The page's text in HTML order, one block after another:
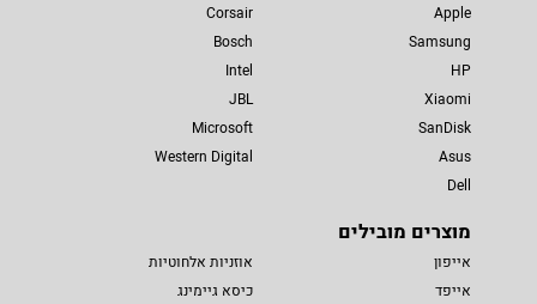
Apple
Samsung
HP
Xiaomi
SanDisk
Asus
Dell
Corsair
Bosch
Intel
JBL
Microsoft
Western Digital
מוצרים מובילים
אייפון
אייפד
אוזניות אלחוטיות
כיסא גיימינג